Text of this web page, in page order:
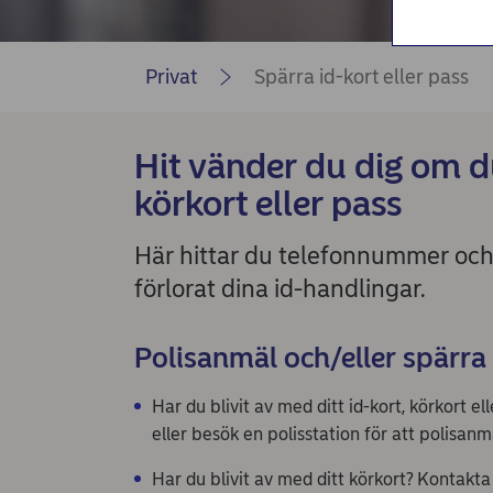
Privat Spärra id-kort eller pass
Hit vänder du dig om
körkort eller pass
Här hittar du telefonnummer
förlorat dina id-handlingar.
Polisanmäl och/eller
Har du blivit av med ditt id-kort, körkort
eller besök en polisstation för att
Har du blivit av med ditt körkort?